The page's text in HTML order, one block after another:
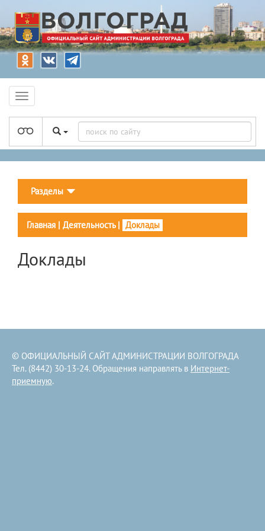
Разделы
Главная | Деятельность| Доклады
Доклады
© ОФИЦИАЛЬНЫЙ САЙТ АДМИНИСТРАЦИИ ВОЛГОГРАДА
Тел. (8442) 30-13-24. Обращения направлять в Интернет-
приемную.